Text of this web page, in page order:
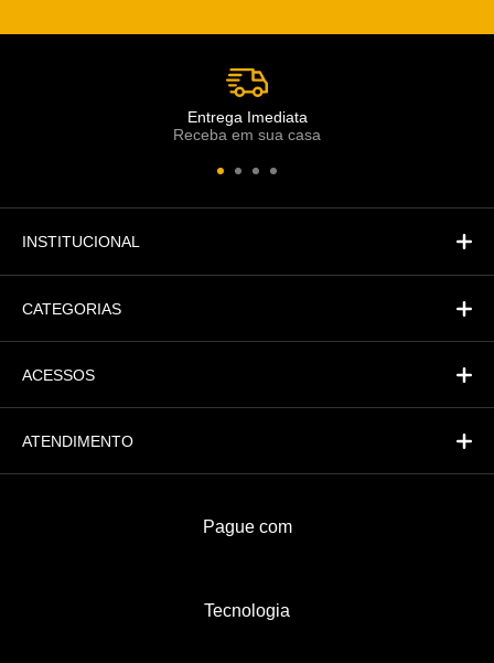
Entrega Imediata
Receba em sua casa
INSTITUCIONAL
CATEGORIAS
ACESSOS
ATENDIMENTO
Pague com
Tecnologia